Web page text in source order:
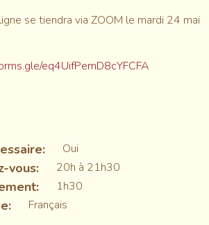
se tiendra via ZOOM le mardi 24 mai
eq4UifPemD8cYFCFA
Oui
vous 20h à 21h30
1h30
Français